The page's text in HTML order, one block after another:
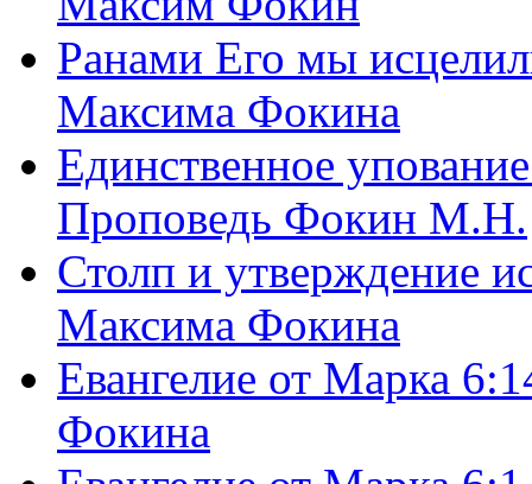
Ранами Его мы
Максима Фокина
Единственное
Проповедь Фокин М.Н.
Столп и утверждение
Максима Фокина
Евангелие от Марка
Фокина